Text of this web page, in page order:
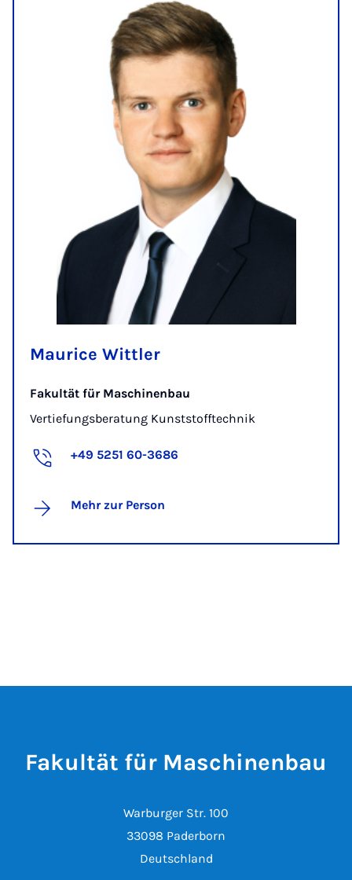
Maurice Wittler
Fakultät für Maschinenbau
Vertiefungsberatung Kunststofftechnik
+49 5251 60-3686
Mehr zur Person
Fakultät für Maschinenbau
Warburger Str. 100
33098 Paderborn
Deutschland